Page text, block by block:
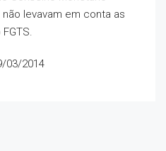
levavam em conta as
03/2014